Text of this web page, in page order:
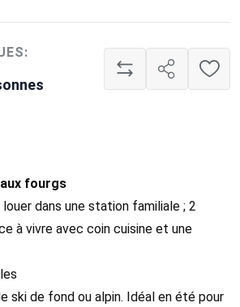
fourgs
dans une station familiale ; 2
à vivre avec coin cuisine et une
ski de fond ou alpin. Idéal en été pour